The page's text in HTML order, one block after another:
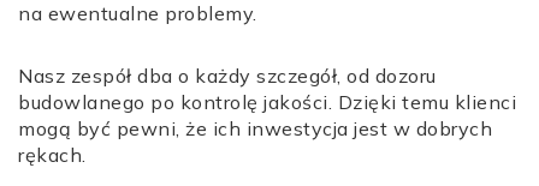
na ewentualne problemy.
Nasz zespół dba o każdy szczegół, od dozoru
budowlanego po kontrolę jakości. Dzięki temu klienci
mogą być pewni, że ich inwestycja jest w dobrych
rękach.